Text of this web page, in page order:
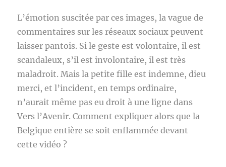
L’émotion suscitée par ces images, la vague de
commentaires sur les réseaux sociaux peuvent
laisser pantois. Si le geste est volontaire, il est
scandaleux, s’il est involontaire, il est très
maladroit. Mais la petite fille est indemne, dieu
merci, et l’incident, en temps ordinaire,
n’aurait même pas eu droit à une ligne dans
Vers l’Avenir. Comment expliquer alors que la
Belgique entière se soit enflammée devant
cette vidéo ?